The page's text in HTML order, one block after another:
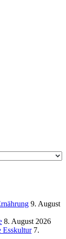
9. August
8. August 2026
Esskultur 7.